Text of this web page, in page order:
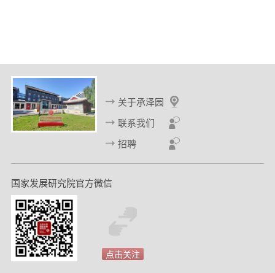
关于承泽园
联系我们
招聘
国家发展研究院官方微信
点击关注